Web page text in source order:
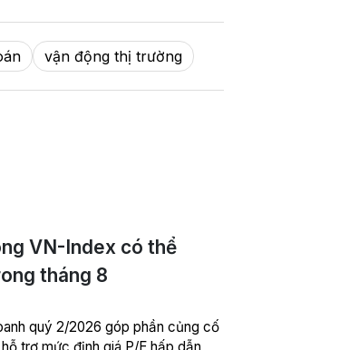
vận động thị trường
VN-Index có thể
tháng 8
quý 2/2026 góp phần củng cố
trợ mức định giá P/E hấp dẫn